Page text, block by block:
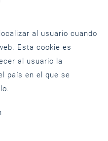
al usuario cuando
Esta cookie es
al usuario la
país en el que se